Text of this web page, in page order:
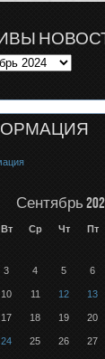
Сентябрь
Вт Ср Чт Пт
3 4 5 6
10 11 12 13
17 18 19 20
24 25 26 27